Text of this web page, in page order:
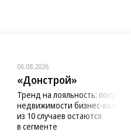
06.08.2026
«Донстрой»
Тренд на лояльность:
недвижимости бизнес-класса
из 10 случаев остаются
в сегменте